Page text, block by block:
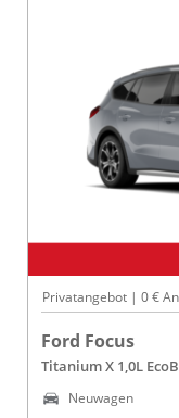
Privatangebot | 0 €
Ford Focus
Titanium X 1,0L
Neuwagen